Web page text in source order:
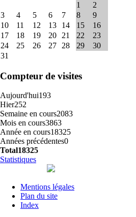
1
2
3
4 5 6 7 8
9
10
11 12 13 14 15
16
17
18 19 20 21 22
23
24
25 26 27 28 29
30
31
Compteur de visites
Aujourd'hui193
Hier252
Semaine en cours2083
Mois en cours3863
Année en cours18325
Années précédentes0
Total18325
Statistiques
Mentions légales
Plan du site
Index